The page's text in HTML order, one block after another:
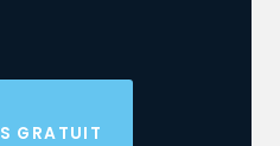
GRATUIT